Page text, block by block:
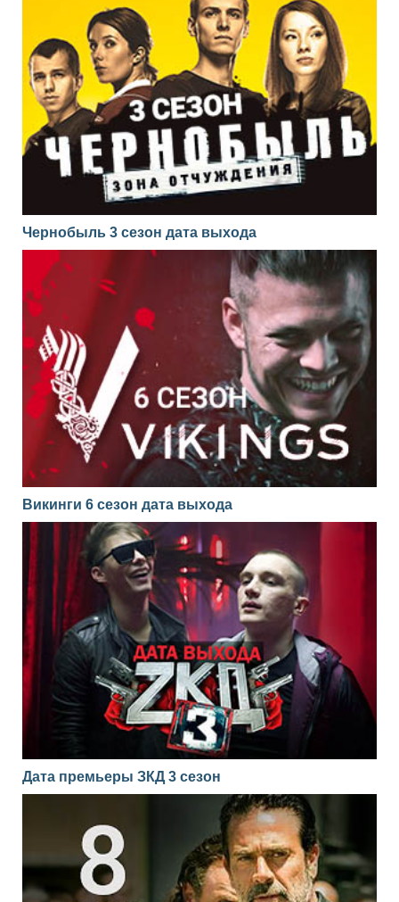
Чернобыль 3 сезон дата выхода
Викинги 6 сезон дата выхода
Дата премьеры ЗКД 3 сезон